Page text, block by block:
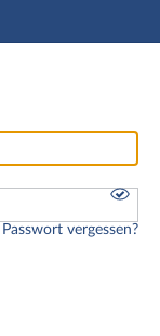
Passwort vergessen?